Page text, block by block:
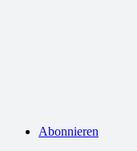
Abonnieren